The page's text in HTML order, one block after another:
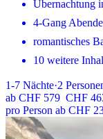
Übernachtung
4-Gang
romantisches
10 weitere
1-7 Nächte·2
ab CHF 579 CHF
pro Person ab CHF